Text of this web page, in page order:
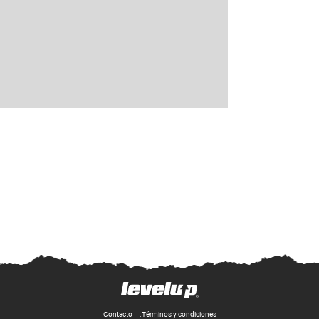
Contacto Términos y condiciones